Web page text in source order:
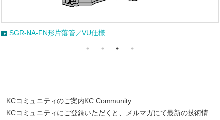
SGR-NA-FN形片落管／VU仕様
KCコミュニティのご案内KC Community
KCコミュニティにご登録いただくと、メルマガにて最新の技術情